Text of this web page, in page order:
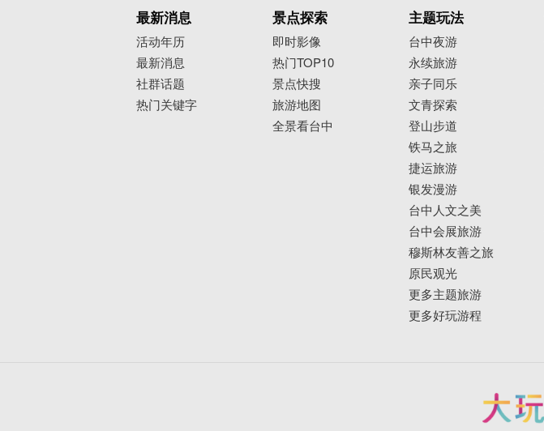
最新消息
活动年历
最新消息
社群话题
热门关键字
景点探索
即时影像
热门TOP10
景点快搜
旅游地图
全景看台中
主题玩法
台中夜游
永续旅游
亲子同乐
文青探索
登山步道
铁马之旅
捷运旅游
银发漫游
台中人文之美
台中会展旅游
穆斯林友善之旅
原民观光
更多主题旅游
更多好玩游程